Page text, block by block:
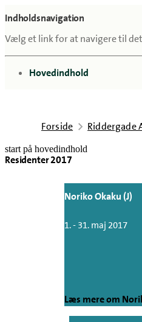
Indholdsnavigation
Vælg et link for at navigere til
gå til
Hovedindhold
Forside Riddergade
start på hovedindhold
Residenter 2017
senest opdateret 7. juli 2026
Noriko Okaku (J)
1. - 31. maj 2017
Læs mere om